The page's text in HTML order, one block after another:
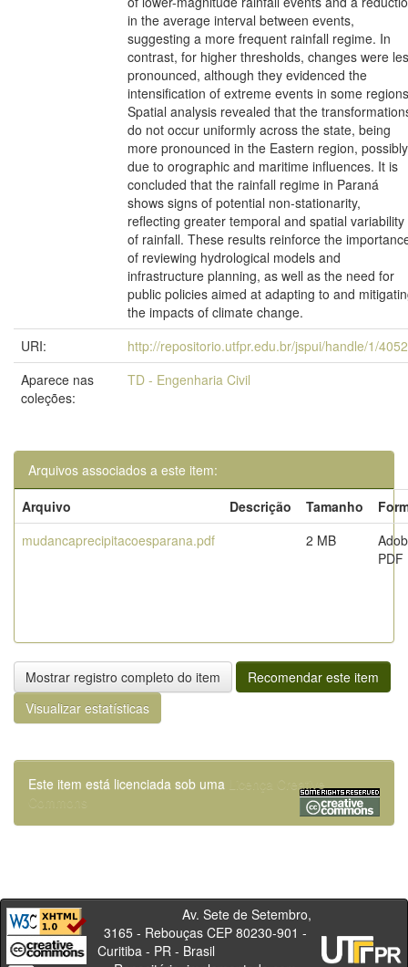
in the average interval between events,
suggesting a more frequent rainfall regime. In
contrast, for higher thresholds, changes were
pronounced, although they evidenced the
intensification of extreme events in some
Spatial analysis revealed that the
do not occur uniformly across the state, being
more pronounced in the Eastern region, possibly
due to orographic and maritime influences. It is
concluded that the rainfall regime in Paraná
shows signs of potential non-stationarity,
reflecting greater temporal and spatial variability
of rainfall. These results reinforce the
of reviewing hydrological models and
infrastructure planning, as well as the need for
public policies aimed at adapting to and
the impacts of climate change.
URI:
http://repositorio.utfpr.edu.br/jspui/handle/1/
Aparece nas
coleções:
TD - Engenharia Civil
Arquivos associados a este item:
Arquivo
Descrição Tamanho
mudancaprecipitacoesparana.pdf
2 MB
PDF
Mostrar registro completo do item
Recomendar este item
Visualizar estatísticas
Este item está licenciada sob uma
Licença Creative
Commons
Av. Sete de Setembro,
3165 - Rebouças CEP 80230-901 -
Curitiba - PR - Brasil